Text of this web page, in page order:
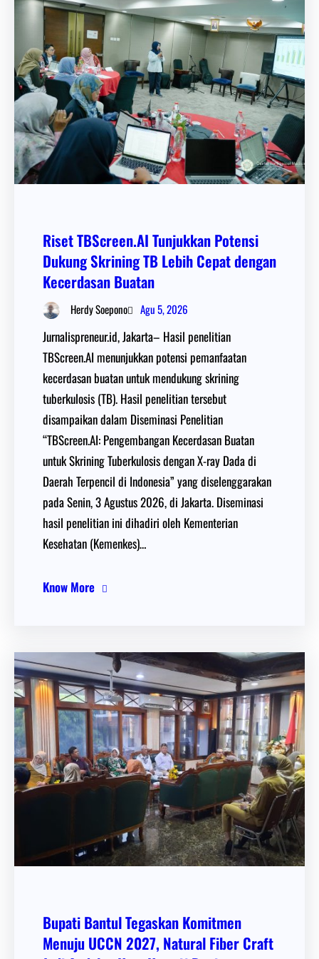
Riset TBScreen.AI Tunjukkan Potensi
Dukung Skrining TB Lebih Cepat dengan
Kecerdasan Buatan
Herdy Soepono Agu 5, 2026
Jurnalispreneur.id, Jakarta– Hasil penelitian
TBScreen.AI menunjukkan potensi pemanfaatan
kecerdasan buatan untuk mendukung skrining
tuberkulosis (TB). Hasil penelitian tersebut
disampaikan dalam Diseminasi Penelitian
“TBScreen.AI: Pengembangan Kecerdasan Buatan
untuk Skrining Tuberkulosis dengan X-ray Dada di
Daerah Terpencil di Indonesia” yang diselenggarakan
pada Senin, 3 Agustus 2026, di Jakarta. Diseminasi
hasil penelitian ini dihadiri oleh Kementerian
Kesehatan (Kemenkes)…
Know More
Bupati Bantul Tegaskan Komitmen
Menuju UCCN 2027, Natural Fiber Craft